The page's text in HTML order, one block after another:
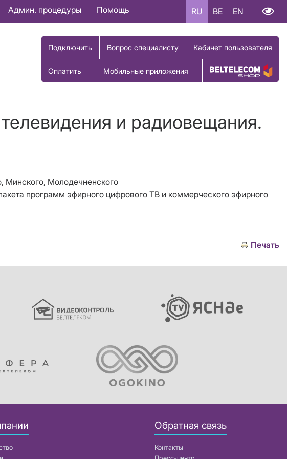
Админ. процедуры Помощь RU BE EN
Подключить Вопрос специалисту Кабинет пользователя
Оплатить Мобильные приложения Купить товар
и радиовещания.
Минского, Молодечненского
программ эфирного цифрового ТВ и коммерческого эфирного
Печать
Обратная связь
Контакты